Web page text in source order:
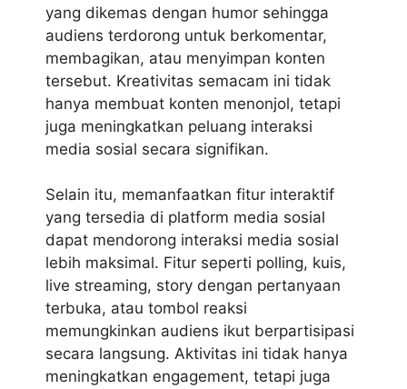
yang dikemas dengan humor sehingga
audiens terdorong untuk berkomentar,
membagikan, atau menyimpan konten
tersebut. Kreativitas semacam ini tidak
hanya membuat konten menonjol, tetapi
juga meningkatkan peluang interaksi
media sosial secara signifikan.
Selain itu, memanfaatkan fitur interaktif
yang tersedia di platform media sosial
dapat mendorong interaksi media sosial
lebih maksimal. Fitur seperti polling, kuis,
live streaming, story dengan pertanyaan
terbuka, atau tombol reaksi
memungkinkan audiens ikut berpartisipasi
secara langsung. Aktivitas ini tidak hanya
meningkatkan engagement, tetapi juga